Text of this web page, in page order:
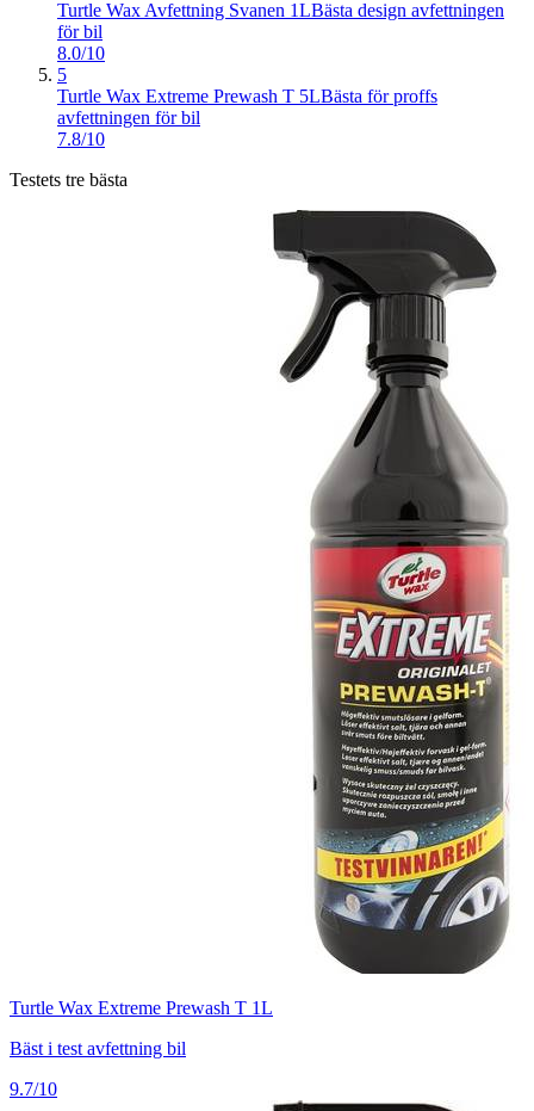
Turtle Wax Avfettning Svanen 1LBästa design avfettningen
för bil
8.0/10
5
Turtle Wax Extreme Prewash T 5LBästa för proffs
avfettningen för bil
7.8/10
Testets tre bästa
Turtle Wax Extreme Prewash T 1L
Bäst i test avfettning bil
9.7/10